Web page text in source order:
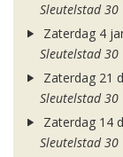
Sleutelstad 30
Zaterdag 4
Sleutelstad 30
Zaterdag 21
Sleutelstad 30
Zaterdag 14
Sleutelstad 30